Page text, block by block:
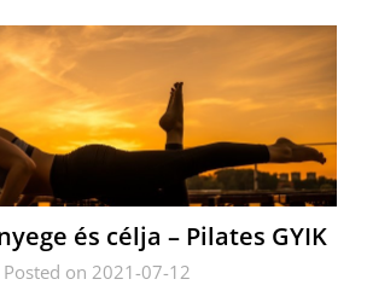
és célja – Pilates GYIK
Posted on 2021-07-12